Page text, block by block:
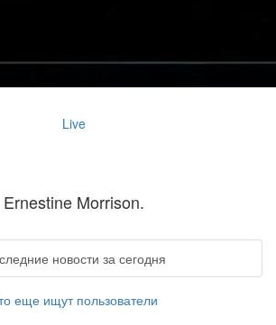
Live
Ernestine Morrison.
новости за сегодня
еще ищут пользователи